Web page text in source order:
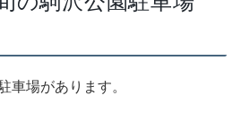
車場があります。